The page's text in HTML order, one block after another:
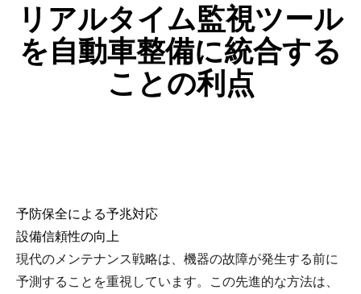
リアルタイム監視ツール
を自動車整備に統合する
ことの利点
予防保全による予兆対応
設備信頼性の向上
現代のメンテナンス戦略は、機器の故障が発生する前に
予測することを重視しています。この先進的な方法は、